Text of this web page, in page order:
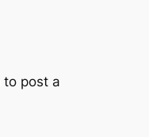
to post a